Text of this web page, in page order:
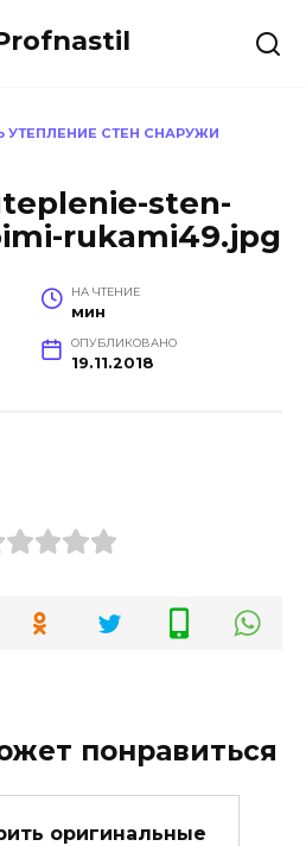
УТЕПЛЕНИЕ СТЕН СНАРУЖИ
sten-
rukami49.jpg
НА ЧТЕНИЕ
мин
ОПУБЛИКОВАНО
19.11.2018
понравиться
оригинальные